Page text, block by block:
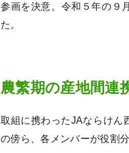
参画を決意。令和５年の９
た。
農繁期の産地間連
取組に携わったJAならけん
の傍ら、各メンバーが役割